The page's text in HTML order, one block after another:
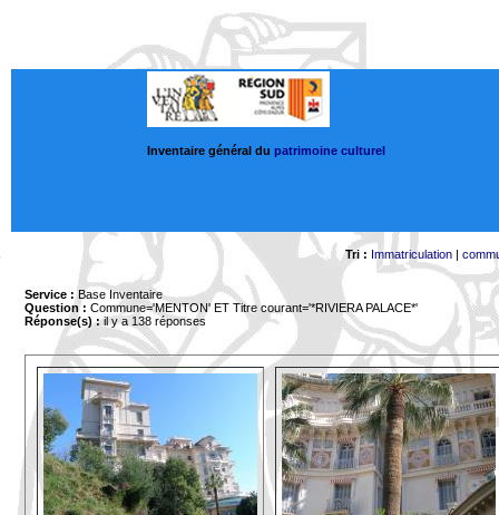
Inventaire général du patrimoine culturel
Tri : Immatriculation|
Service : Base Inventaire
Question : Commune='MENTON' ET Titre courant='*RIVIERA PALACE*'
Réponse(s) :il y a 138 réponses